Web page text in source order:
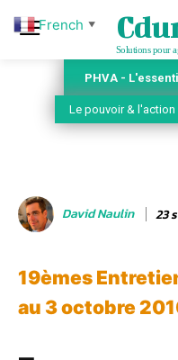
Solutions pour
PHVA -
Le pouvoir & l'action
David Naulin 23
19èmes
au 3 octobre
French ▼